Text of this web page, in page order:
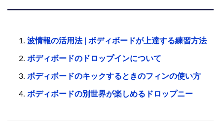
波情報の活用法 | ボディボードが上達する練習方法
ボディボードのドロップインについて
ボディボードのキックするときのフィンの使い方
ボディボードの別世界が楽しめるドロップニー